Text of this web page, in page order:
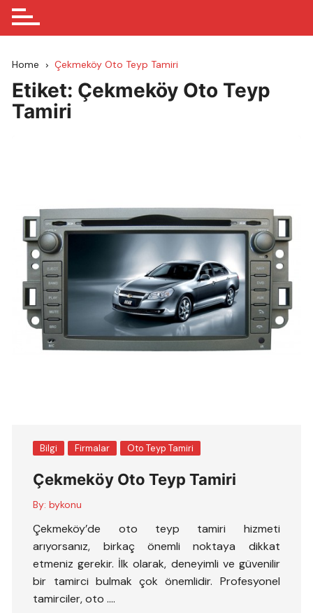
Home Çekmeköy Oto Teyp Tamiri
Etiket: Çekmeköy Oto Teyp
Tamiri
Bilgi Firmalar Oto Teyp Tamiri
Çekmeköy Oto Teyp Tamiri
By: bykonu
Çekmeköy’de oto teyp tamiri hizmeti
arıyorsanız, birkaç önemli noktaya dikkat
etmeniz gerekir. İlk olarak, deneyimli ve güvenilir
bir tamirci bulmak çok önemlidir. Profesyonel
tamirciler, oto ….